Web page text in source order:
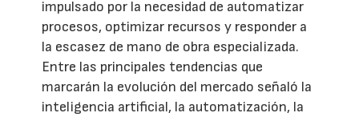
impulsado por la necesidad de automatizar
procesos, optimizar recursos y responder a
la escasez de mano de obra especializada.
Entre las principales tendencias que
marcarán la evolución del mercado señaló la
inteligencia artificial, la automatización, la